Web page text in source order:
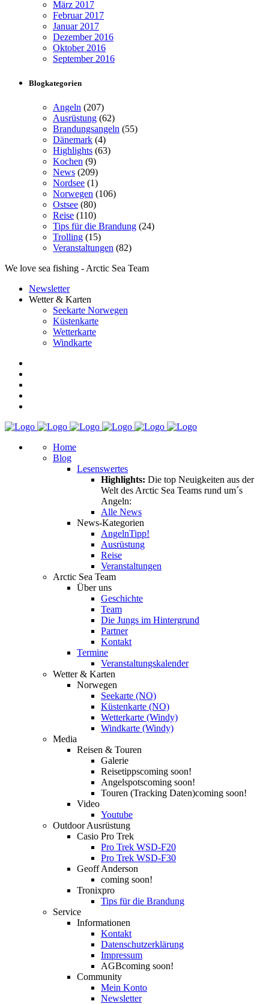
März 2017
Februar 2017
Januar 2017
Dezember 2016
Oktober 2016
September 2016
Blogkategorien
Angeln (207)
Ausrüstung (62)
Brandungsangeln (55)
Dänemark (4)
Highlights (63)
Kochen (9)
News (209)
Nordsee (1)
Norwegen (106)
Ostsee (80)
Reise (110)
Tips für die Brandung (24)
Trolling (15)
Veranstaltungen (82)
We love sea fishing - Arctic Sea Team
Newsletter
Wetter & Karten
Seekarte Norwegen
Küstenkarte
Wetterkarte
Windkarte
Home
Blog
Lesenswertes
Highlights: Die top Neuigkeiten aus der
Welt des Arctic Sea Teams rund um´s
Angeln:
Alle News
News-Kategorien
AngelnTipp!
Ausrüstung
Reise
Veranstaltungen
Arctic Sea Team
Über uns
Geschichte
Team
Die Jungs im Hintergrund
Partner
Kontakt
Termine
Veranstaltungskalender
Wetter & Karten
Norwegen
Seekarte (NO)
Küstenkarte (NO)
Wetterkarte (Windy)
Windkarte (Windy)
Media
Reisen & Touren
Galerie
Reisetippscoming soon!
Angelspotscoming soon!
Touren (Tracking Daten)coming soon!
Video
Youtube
Outdoor Ausrüstung
Casio Pro Trek
Pro Trek WSD-F20
Pro Trek WSD-F30
Geoff Anderson
coming soon!
Tronixpro
Tips für die Brandung
Service
Informationen
Kontakt
Datenschutzerklärung
Impressum
AGBcoming soon!
Community
Mein Konto
Newsletter